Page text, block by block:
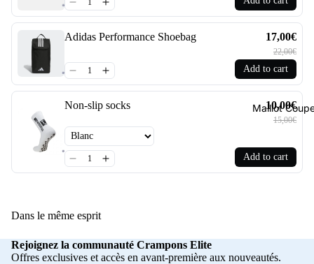
Maillot
Adidas Performance Shoebag 17,00€
22,00€
Add to cart
Non-slip socks 10,00€
15,00€
Add to cart
Dans le même esprit
Rejoignez la communauté Crampons Elite
Offres exclusives et accès en avant-première aux nouveautés.